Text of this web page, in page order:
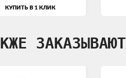
КУПИТЬ В 1 КЛИК
ЗАКАЗЫВАЮТ